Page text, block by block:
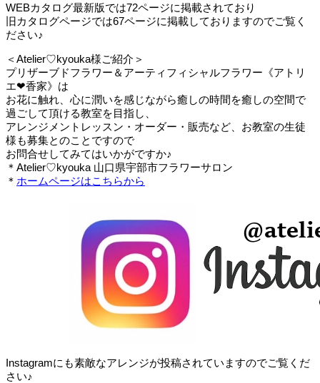
WEBカタログ最新版では72ページに掲載されており
旧カタログページでは67ページに掲載しておりますのでご覧く
ださい♪
＜Atelier♡kyouka様ご紹介＞
プリザーブドフラワー＆アーティフィシャルフラワー《アトリ
エ❤香家》は
お花に触れ、心に潤いを感じながら癒しの時間を癒しの空間で
過ごして頂ける教室を目指し、
アレンジメントレッスン・オーダー・販売など、お教室の生徒
様も募集とのことですので
お問合せしてみてはいかがですか♪
＊Atelier♡kyouka 山口県宇部市フラワーサロン
＊ ホームページはこちらから
Instagramにも素敵なアレンジが投稿されていますのでご覧くだ
さい♪